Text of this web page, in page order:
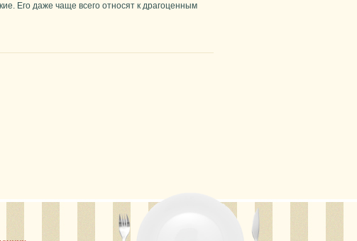
Его даже чаще всего относят к драгоценным